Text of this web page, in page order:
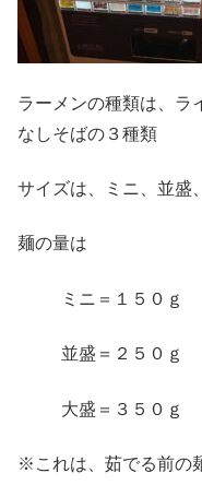
ラーメンの種類は、ラ
なしそばの３種類
サイズは、ミニ、並盛
麺の量は
ミニ＝１５０ｇ
並盛＝２５０ｇ
大盛＝３５０ｇ
※これは、茹でる前の